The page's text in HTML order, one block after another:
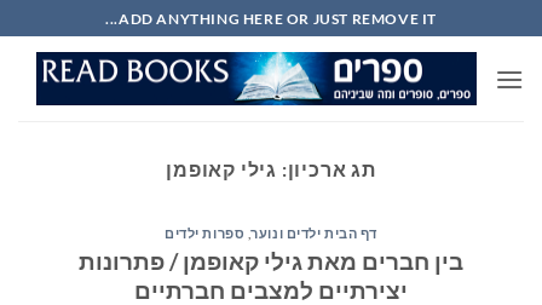
to
content
ADD ANYTHING HERE OR JUST REMOVE IT...
תג ארכיון: גילי קאופמן
דף הבית ילדים ונוער, ספרות ילדים
בין חברים מאת גילי קאופמן / פתרונות
יצירתיים למצבים חברתיים